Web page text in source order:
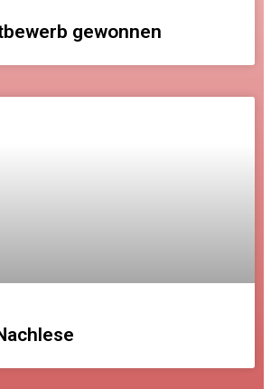
gewonnen